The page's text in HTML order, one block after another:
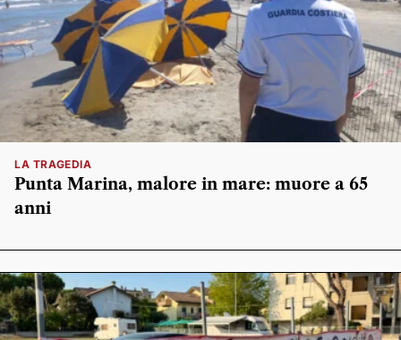
LA TRAGEDIA
Punta Marina, malore in mare: muore a 65
anni